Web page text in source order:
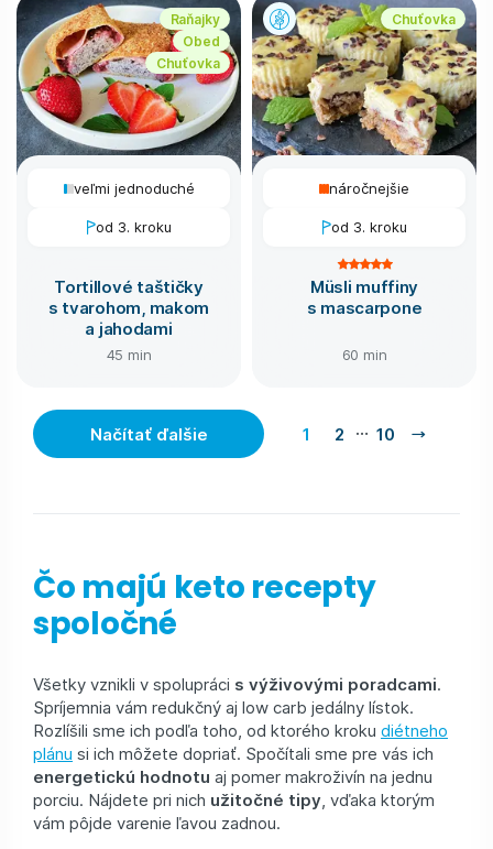
Raňajky
Obed
Chuťovka
veľmi jednoduché
od 3. kroku
Tortillové taštičky
s tvarohom, makom
a jahodami
45 min
Chuťovka
náročnejšie
od 3. kroku
Müsli muffiny
s mascarpone
60 min
Načítať ďalšie 1 2 … 10
Čo majú keto recepty
spoločné
Všetky vznikli v spolupráci s výživovými poradcami.
Spríjemnia vám redukčný aj low carb jedálny lístok.
Rozlíšili sme ich podľa toho, od ktorého kroku diétneho
plánu si ich môžete dopriať. Spočítali sme pre vás ich
energetickú hodnotu aj pomer makroživín na jednu
porciu. Nájdete pri nich užitočné tipy, vďaka ktorým
vám pôjde varenie ľavou zadnou.